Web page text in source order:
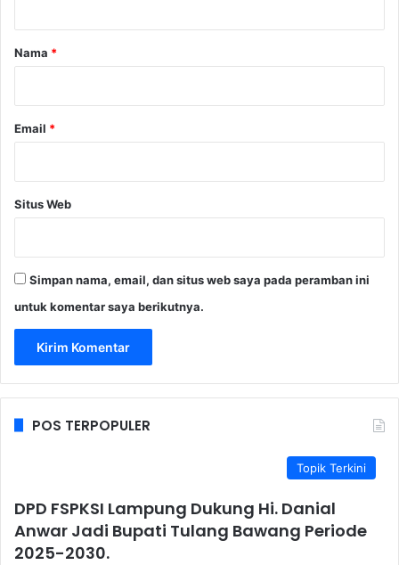
rNama *
Email *
Situs Web
Simpan nama, email, dan situs web saya pada peramban ini
untuk komentar saya berikutnya.
POS TERPOPULER
Topik Terkini
DPD FSPKSI Lampung Dukung Hi. Danial
Anwar Jadi Bupati Tulang Bawang Periode
2025-2030.